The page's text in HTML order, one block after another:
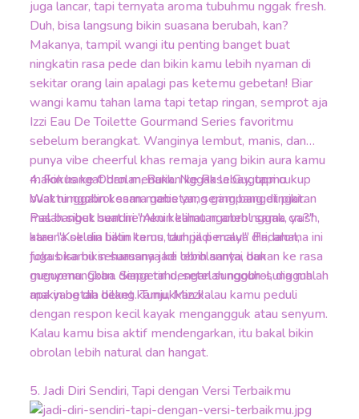
juga lancar, tapi ternyata aroma tubuhmu nggak fresh.
Duh, bisa langsung bikin suasana berubah, kan?
Makanya, tampil wangi itu penting banget buat
ningkatin rasa pede dan bikin kamu lebih nyaman di
sekitar orang lain apalagi pas ketemu gebetan! Biar
wangi kamu tahan lama tapi tetap ringan, semprot aja
Izzi Eau De Toilette Gourmand Series favoritmu
sebelum berangkat. Wanginya lembut, manis, dan
punya vibe cheerful khas remaja yang bikin aura kamu
makin hangat dan menarik. Nggak lebay, tapi cukup
buat ninggalin kesan manis yang gampang diingat.
Pas banget buat nemenin kamu ngobrol sama crush,
karena selain bikin kamu tampil percaya diri, aroma ini
juga bisa bikin suasana jadi lebih santai dan
menyenangkan. Siapa tahu, setelah ngobrol, dia malah
makin betah deket kamu, Mizzi!
4. Fokus ke Obrolan, Bukan ke Rasa Gugupmu
Waktu ngobrol sama gebetan, sering banget pikiran
malah sibuk sendiri "Aku kelihatan aneh nggak, ya?"
atau "Kok dia liatin terus, duh jadi malu!" Padahal,
fokus kamu seharusnya ke obrolannya, bukan ke rasa
gugupmu. Coba dengerin dengan sungguh-sungguh
apa yang dia bilang. Tunjukkan kalau kamu peduli
dengan respon kecil kayak mengangguk atau senyum.
Kalau kamu bisa aktif mendengarkan, itu bakal bikin
obrolan lebih natural dan hangat.
5. Jadi Diri Sendiri, Tapi dengan Versi Terbaikmu